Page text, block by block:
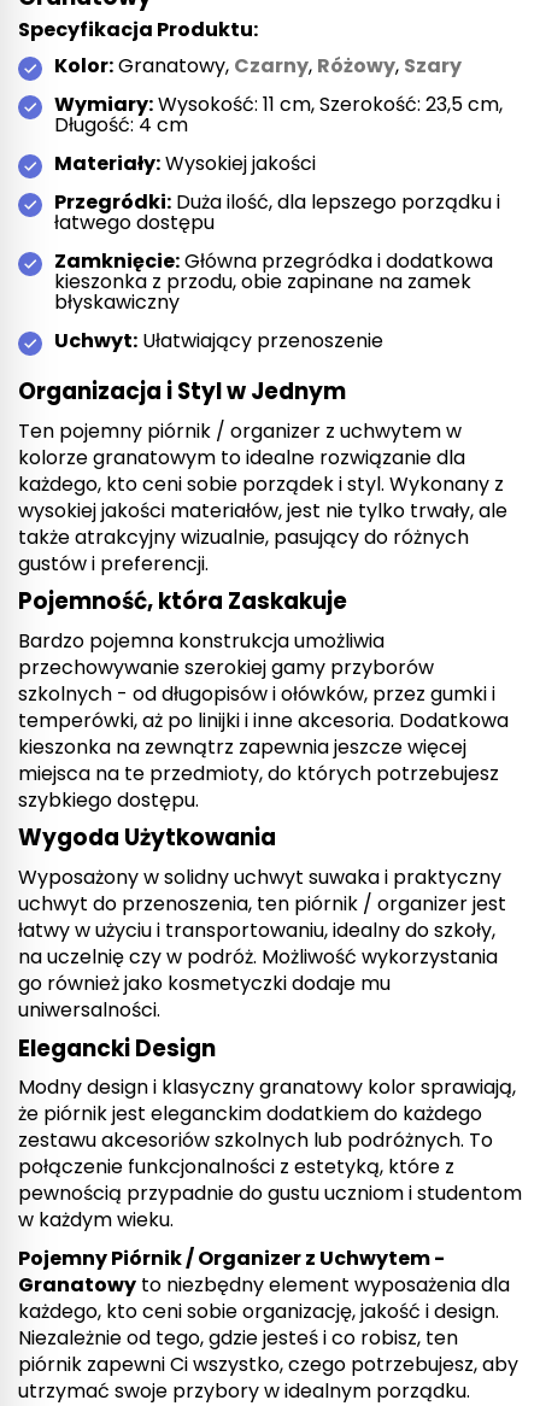
Specyfikacja Produktu:
Kolor:Granatowy, Czarny, Różowy, Szary
Wymiary:Wysokość: 11 cm, Szerokość: 23,5 cm,
Długość: 4 cm
Materiały:Wysokiej jakości
Przegródki: Duża ilość, dla lepszego porządku i
łatwego dostępu
Zamknięcie:Główna przegródka i dodatkowa
kieszonka z przodu, obie zapinane na zamek
błyskawiczny
Uchwyt: Ułatwiający przenoszenie
Organizacja i Styl w Jednym
Ten pojemny piórnik / organizer z uchwytem w
kolorze granatowym to idealne rozwiązanie dla
każdego, kto ceni sobie porządek i styl. Wykonany z
wysokiej jakości materiałów, jest nie tylko trwały, ale
także atrakcyjny wizualnie, pasujący do różnych
gustów i preferencji.
Pojemność, która Zaskakuje
Bardzo pojemna konstrukcja umożliwia
przechowywanie szerokiej gamy przyborów
szkolnych - od długopisów i ołówków, przez gumki i
temperówki, aż po linijki i inne akcesoria. Dodatkowa
kieszonka na zewnątrz zapewnia jeszcze więcej
miejsca na te przedmioty, do których potrzebujesz
szybkiego dostępu.
Wygoda Użytkowania
Wyposażony w solidny uchwyt suwaka i praktyczny
uchwyt do przenoszenia, ten piórnik / organizer jest
łatwy w użyciu i transportowaniu, idealny do szkoły,
na uczelnię czy w podróż. Możliwość wykorzystania
go również jako kosmetyczki dodaje mu
uniwersalności.
Elegancki Design
Modny design i klasyczny granatowy kolor sprawiają,
że piórnik jest eleganckim dodatkiem do każdego
zestawu akcesoriów szkolnych lub podróżnych. To
połączenie funkcjonalności z estetyką, które z
pewnością przypadnie do gustu uczniom i studentom
w każdym wieku.
Pojemny Piórnik / Organizer z Uchwytem -
Granatowy to niezbędny element wyposażenia dla
każdego, kto ceni sobie organizację, jakość i design.
Niezależnie od tego, gdzie jesteś i co robisz, ten
piórnik zapewni Ci wszystko, czego potrzebujesz, aby
utrzymać swoje przybory w idealnym porządku.